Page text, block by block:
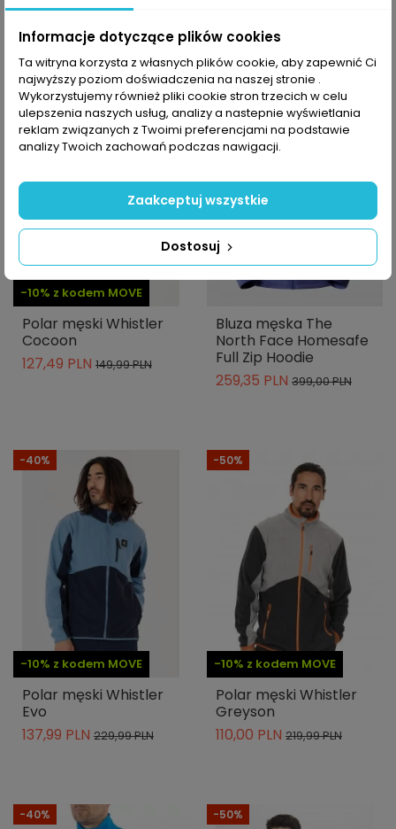
-10% z kodem MOVE
-15%
Polar męski Whistler
Cocoon
127,49 PLN 149,99 PLN
-35%
Bluza męska The
North Face Homesafe
Full Zip Hoodie
259,35 PLN 399,00 PLN
-10% z kodem MOVE
-40%
Polar męski Whistler
Evo
137,99 PLN 229,99 PLN
-10% z kodem MOVE
-50%
Polar męski Whistler
Greyson
110,00 PLN 219,99 PLN
-40% -50%
Informacje dotyczące plików cookies
Ta witryna korzysta z własnych plików cookie, aby zapewnić Ci
najwyższy poziom doświadczenia na naszej stronie .
Wykorzystujemy również pliki cookie stron trzecich w celu
ulepszenia naszych usług, analizy a nastepnie wyświetlania
reklam związanych z Twoimi preferencjami na podstawie
analizy Twoich zachowań podczas nawigacji.
Dostosuj
Zaakceptuj wszystkie